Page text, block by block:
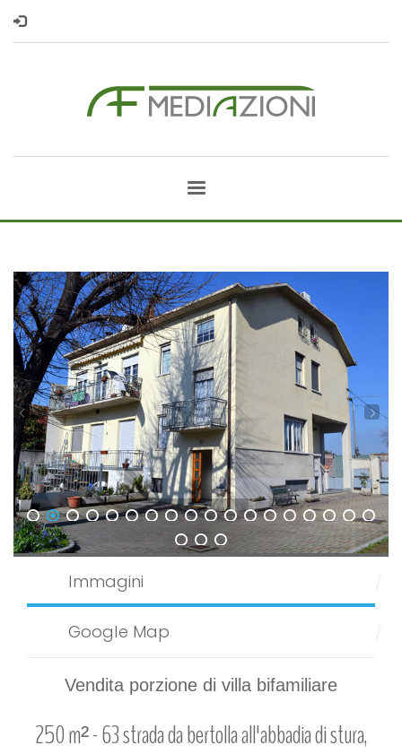
1 2 3 7 8 9 10 12 13 14 15 16 17 18
19 20 21
Immagini
Google Map
Vendita porzione di villa bifamiliare
250 m² -63 strada da bertolla all'abbadia di stura,